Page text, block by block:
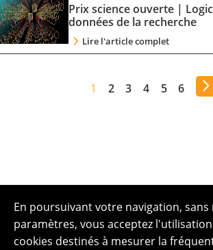
Prix science ouverte |
données de la recherche
Lire l'article complet
1 2 3 4 5 6
En poursuivant votre navigation,
paramètres, vous acceptez
cookies destinés à mesurer la